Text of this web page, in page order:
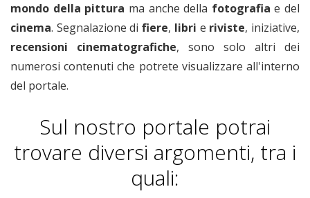
mondo della pittura ma anche della fotografiae del
cinema. Segnalazione difiere, libri e riviste, iniziative,
recensioni cinematografiche, sono solo altri dei
numerosi contenuti che potrete visualizzare all'interno
del portale.
Sul nostro portale potrai
trovare diversi argomenti, tra i
quali: